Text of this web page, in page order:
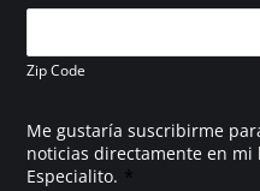
Zip Code
Me gustaría suscribirme
noticias directamente en mi
Especialito. *